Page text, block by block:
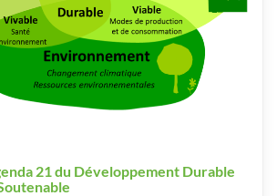
21 du Développement Durable